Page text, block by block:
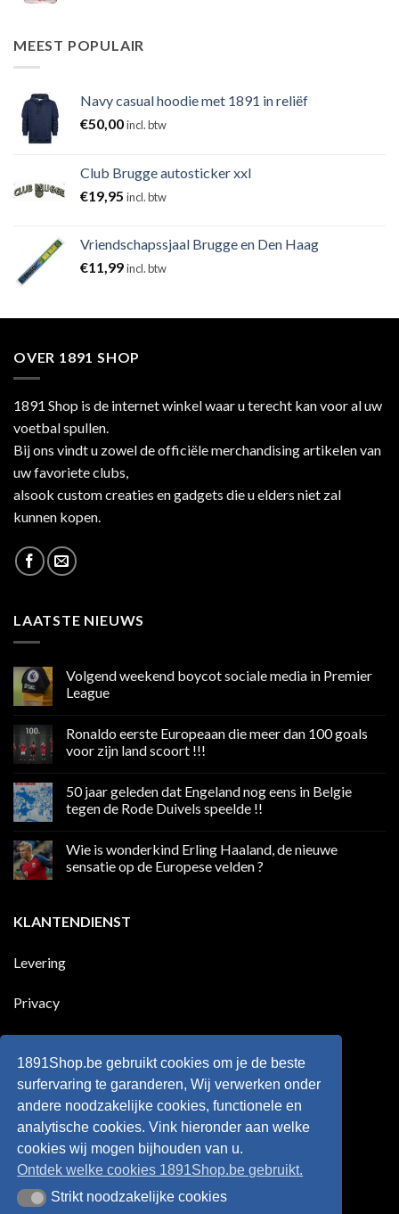
MEEST POPULAIR
Navy casual hoodie met 1891 in reliëf
€50,00incl. btw
Club Brugge autosticker xxl
€19,95 incl. btw
Vriendschapssjaal Brugge en Den Haag
€11,99incl. btw
OVER 1891 SHOP
1891 Shop is de internet winkel waar u terecht kan voor al uw
voetbal spullen.
Bij ons vindt u zowel de officiële merchandising artikelen van
uw favoriete clubs,
alsook custom creaties en gadgets die u elders niet zal
kunnen kopen.
LAATSTE NIEUWS
Volgend weekend boycot sociale media in Premier
League
op
weekend
media
in
Premier
Ronaldo eerste Europeaan die meer dan 100 goals
voor zijn land scoort !!!
op
Ronaldo
eerste
meer
100
land
scoort
50 jaar geleden dat Engeland nog eens in Belgie
tegen de Rode Duivels speelde !!
op
jaar
nog
eens
tegen
Wie is wonderkind Erling Haaland, de nieuwe
sensatie op de Europese velden ?
Wie
is
Haaland,
Europese
?
KLANTENDIENST
Levering
Privacy
Retourneren
Algemene voorwaarden
1891Shop.be gebruikt cookies om je de beste
surfervaring te garanderen, Wij verwerken onder
andere noodzakelijke cookies, functionele en
analytische cookies. Vink hieronder aan welke
cookies wij mogen bijhouden van u.
Ontdek welke cookies 1891Shop.be gebruikt.
Strikt noodzakelijke cookies
Strikt noodzakelijke cookies